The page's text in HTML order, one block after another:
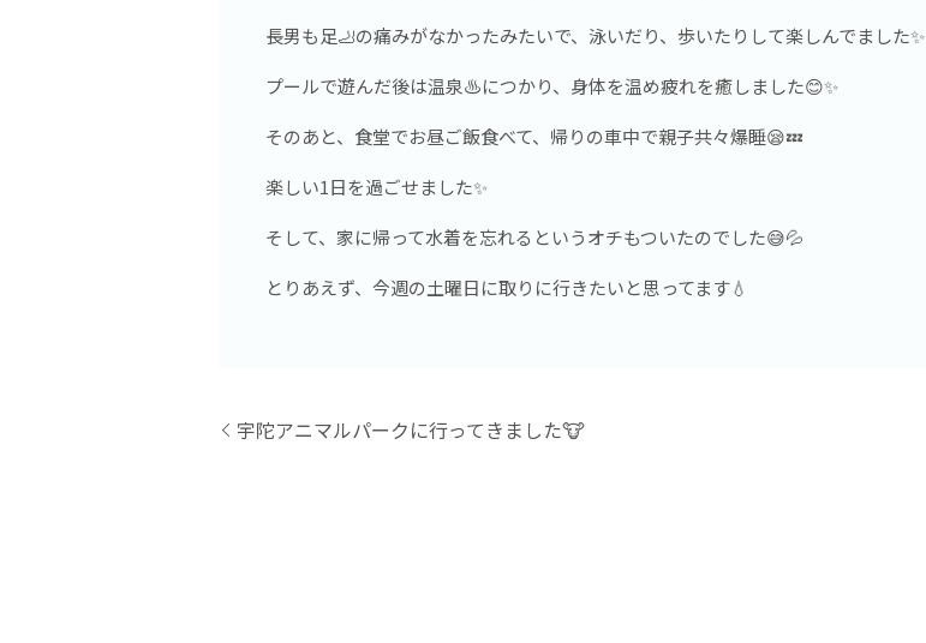
長男も足🦶の痛みがなかったみたいで、泳いだり、歩いたりして楽しんでました✨
プールで遊んだ後は温泉♨️につかり、身体を温め疲れを癒しました😊✨
そのあと、食堂でお昼ご飯食べて、帰りの車中で親子共々爆睡😪💤
楽しい1日を過ごせました✨
そして、家に帰って水着を忘れるというオチもついたのでした😅💦
とりあえず、今週の土曜日に取りに行きたいと思ってます💧
宇陀アニマルパークに行ってきました🐮